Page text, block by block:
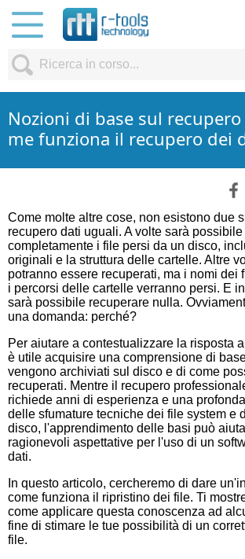
Nozioni di base sul
me funziona il recupero dei
Come molte altre cose, non esistono due
recupero dati uguali. A volte sarà
completamente i file persi da un disco,
originali e la struttura delle cartelle. Altre
potranno essere recuperati, ma i nomi dei
i percorsi delle cartelle verranno persi. E
sarà possibile recuperare nulla.
una domanda: perché?
Per aiutare a contestualizzare la risposta
è utile acquisire una comprensione di
vengono archiviati sul disco e di come
recuperati. Mentre il recupero
richiede anni di esperienza e una
delle sfumature tecniche dei file system e
disco, l'apprendimento delle basi può
ragionevoli aspettative per l'uso di un
dati.
In questo articolo, cercheremo di dare
come funziona il ripristino dei file. Ti
come applicare questa conoscenza ad
fine di stimare le tue possibilità di un
file.